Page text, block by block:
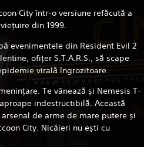
City într-o versiune refăcută a
din 1999.
evenimentele din Resident Evil 2
ofițer S.T.A.R.S., să scape
virală îngrozitoare.
Te vânează și Nemesis T-
indestructibilă. Această
de arme de mare putere și
City. Nicăieri nu ești cu